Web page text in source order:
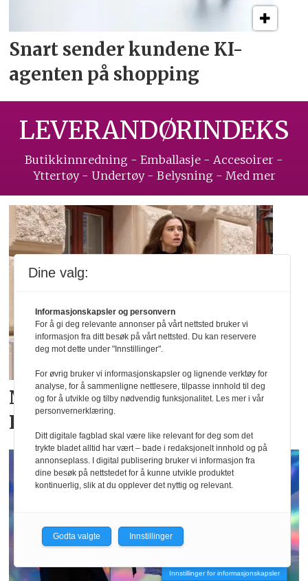
Snart sender kundene KI-
agenten på shopping
LEVERANDØRINDEKS
Butikkinnredning - Emballasje - Accesoirer -
Yttertøy - Undertøy - Belysning - Med mer
Nytt merke hos Moxtex:
Residus
Innstillinger for informasjonskapsler
Dine valg:
Informasjonskapsler og personvern
For å gi deg relevante annonser på vårt nettsted bruker vi
informasjon fra ditt besøk på vårt nettsted. Du kan reservere
deg mot dette under "Innstillinger".
For øvrig bruker vi informasjonskapsler og lignende verktøy for
analyse, for å sammenligne nettlesere, tilpasse innhold til deg
og for å utvikle og tilby nødvendig funksjonalitet. Les mer i vår
personvernerklæring.
Ditt digitale fagblad skal være like relevant for deg som det
trykte bladet alltid har vært – bade i redaksjonelt innhold og på
annonseplass. I digital publisering bruker vi informasjon fra
dine besøk på nettstedet for å kunne utvikle produktet
kontinuerlig, slik at du opplever det nyttig og relevant.
Godta valgte Innstillinger